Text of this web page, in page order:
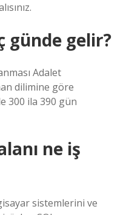
günde gelir?
Adalet
dilimine göre
300 ila 390 gün
ne iş
sistemlerini ve